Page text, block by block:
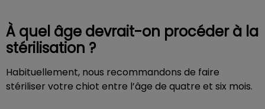
À quel âge devrait-on procéder à la
stérilisation ?
Habituellement, nous recommandons de faire
stériliser votre chiot entre l’âge de quatre et six mois.